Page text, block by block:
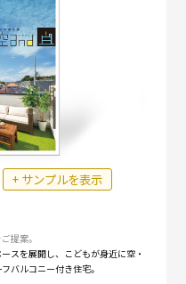
+ サンプルを表示
提案。
スを展開し、こどもが身近に空・
バルコニー付き住宅。